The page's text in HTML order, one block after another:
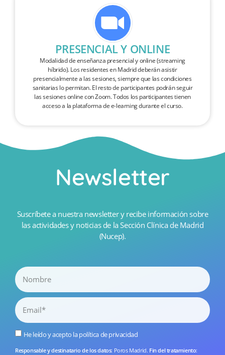
PRESENCIAL Y ONLINE
Modalidad de enseñanza presencial y online (streaming
híbrido). Los residentes en Madrid deberán asistir
presencialmente a las sesiones, siempre que las condiciones
sanitarias lo permitan. El resto de participantes podrán seguir
las sesiones online con Zoom. Todos los participantes tienen
acceso a la plataforma de e-learning durante el curso.
Newsletter
Suscríbete a nuestra newsletter y recibe información sobre
las actividades y noticias de la Sección Clínica de Madrid
(Nucep).
He leído y acepto lapolítica de privacidad
Responsable y destinatario de los datos: Poros Madrid. Fin del tratamiento: